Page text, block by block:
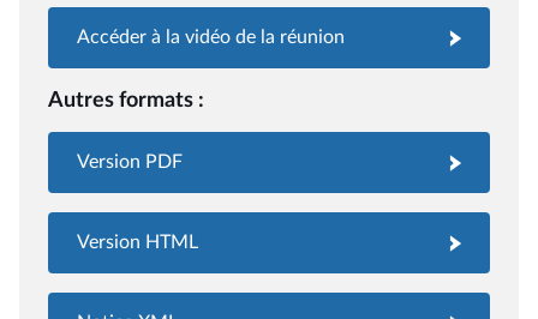
Accéder à la vidéo de la réunion
Autres formats :
Version PDF
Version HTML